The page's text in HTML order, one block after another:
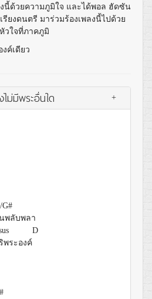
นี้ด้วยความภูมิใจ และได้พอล ฮัดซัน
รียงดนตรี มาร่วมร้องเพลงนี้ไปด้วย
วใจที่ภาคภูมิ
งค์เดียว
ไม่มีพระอื่นใด +
G#
พลับพลา
D
พระองค์